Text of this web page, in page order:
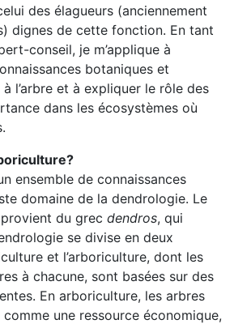
des élagueurs (anciennement
dignes de cette fonction. En tant
conseil, je m’applique à
botaniques et
l’arbre et à expliquer le rôle des
dans les écosystèmes où
ensemble de connaissances
domaine de la dendrologie. Le
du grec dendros, qui
se divise en deux
et l’arboriculture, dont les
à chacune, sont basées sur des
En arboriculture, les arbres
une ressource économique,